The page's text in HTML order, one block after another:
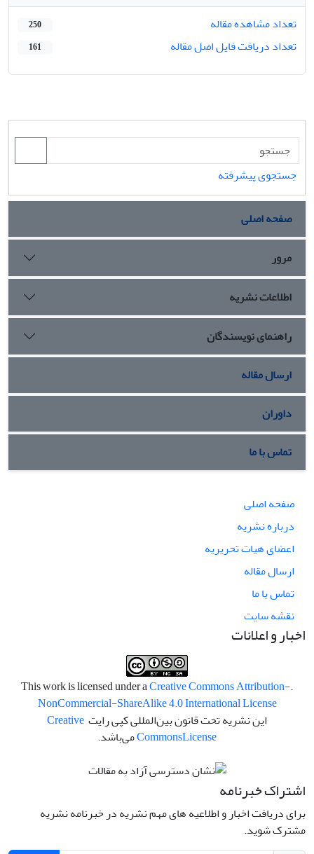
تعداد مشاهده مقاله
250
تعداد دریافت فایل اصل مقاله 161
جستجوی پیشرفته
صفحه اصلی
مرور
اطلاعات نشریه
راهنمای نویسندگان
ارسال مقاله
داوران
تماس با ما
صفحه اصلی
درباره نشریه
اعضای هیات تحریریه
ارسال مقاله
تماس با ما
نقشه سایت
اخبار و اعلانات
.This work is licensed under a
Creative Commons Attribution-
NonCommercial-ShareAlike 4.0 International License
این نشریه تحت قانون بین‌المللی کپی رایت Creative
CommonsLicense می‌باشد.
اشتراک خبرنامه
برای دریافت اخبار و اطلاعیه های مهم نشریه در خبرنامه نشریه
مشترک شوید.